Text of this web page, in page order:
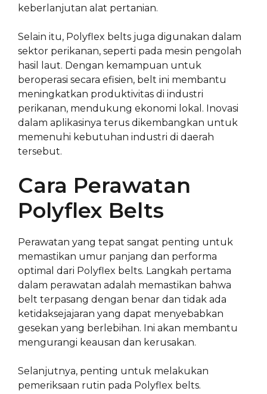
keberlanjutan alat pertanian.
Selain itu, Polyflex belts juga digunakan dalam
sektor perikanan, seperti pada mesin pengolah
hasil laut. Dengan kemampuan untuk
beroperasi secara efisien, belt ini membantu
meningkatkan produktivitas di industri
perikanan, mendukung ekonomi lokal. Inovasi
dalam aplikasinya terus dikembangkan untuk
memenuhi kebutuhan industri di daerah
tersebut.
Cara Perawatan
Polyflex Belts
Perawatan yang tepat sangat penting untuk
memastikan umur panjang dan performa
optimal dari Polyflex belts. Langkah pertama
dalam perawatan adalah memastikan bahwa
belt terpasang dengan benar dan tidak ada
ketidaksejajaran yang dapat menyebabkan
gesekan yang berlebihan. Ini akan membantu
mengurangi keausan dan kerusakan.
Selanjutnya, penting untuk melakukan
pemeriksaan rutin pada Polyflex belts.